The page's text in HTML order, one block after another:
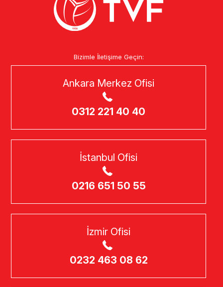
Bizimle İletişime Geçin:
Ankara Merkez Ofisi
0312 221 40 40
İstanbul Ofisi
0216 651 50 55
İzmir Ofisi
0232 463 08 62